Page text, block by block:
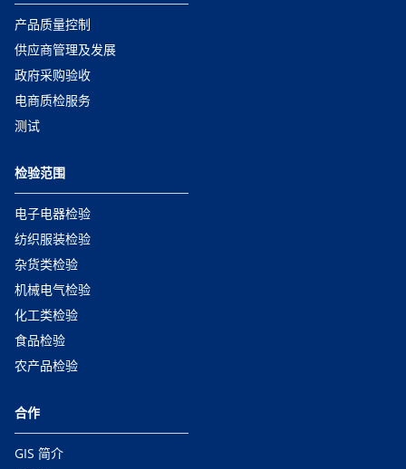
产品质量控制
供应商管理及发展
政府采购验收
电商质检服务
测试
检验范围
电子电器检验
纺织服装检验
杂货类检验
机械电气检验
化工类检验
食品检验
农产品检验
合作
GIS 简介